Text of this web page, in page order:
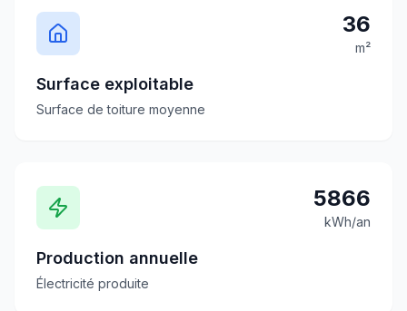
36
m²
Surface exploitable
Surface de toiture moyenne
5866
kWh/an
Production annuelle
Électricité produite